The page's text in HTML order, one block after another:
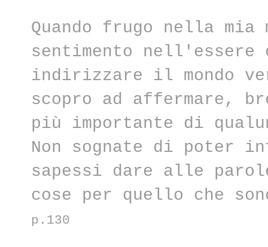
Quando frugo nella
sentimento nell'essere
indirizzare il mondo
scopro ad affermare,
più importante di
Non sognate di
sapessi dare alle
cose per quello che
p.130